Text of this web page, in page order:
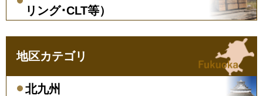
リング･CLT等）
地区カテゴリ
北九州